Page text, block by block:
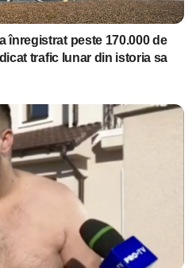
înregistrat peste 170.000 de
trafic lunar din istoria sa